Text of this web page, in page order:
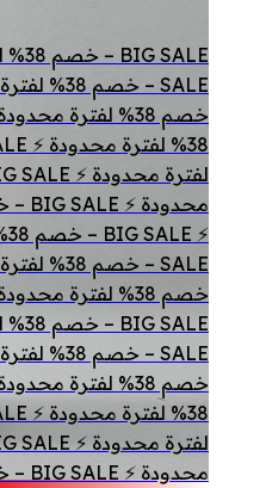
خصم 38% لفترة محدودة ⚡